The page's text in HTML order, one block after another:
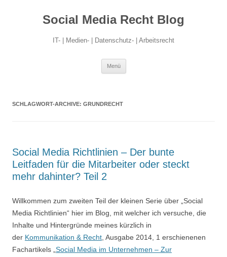
Social Media Recht Blog
IT- | Medien- | Datenschutz- | Arbeitsrecht
Menü
SCHLAGWORT-ARCHIVE: GRUNDRECHT
Social Media Richtlinien – Der bunte
Leitfaden für die Mitarbeiter oder steckt
mehr dahinter? Teil 2
Willkommen zum zweiten Teil der kleinen Serie über „Social
Media Richtlinien“ hier im Blog, mit welcher ich versuche, die
Inhalte und Hintergründe meines kürzlich in
der Kommunikation & Recht , Ausgabe 2014, 1 erschienenen
Fachartikels „ Social Media im Unternehmen – Zur